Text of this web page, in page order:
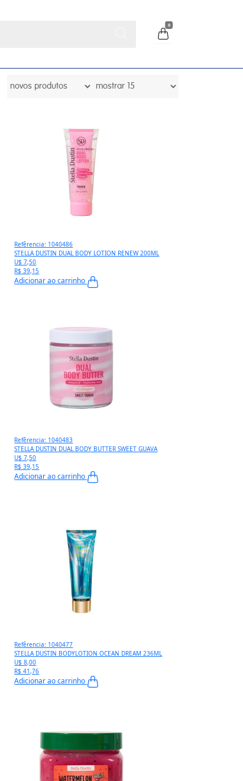
0
Refêrencia: 1040486
STELLA DUSTIN DUAL BODY LOTION RENEW 200ML
U$ 7,50
R$ 39,15
Adicionar ao carrinho
Refêrencia: 1040483
STELLA DUSTIN DUAL BODY BUTTER SWEET GUAVA
U$ 7,50
R$ 39,15
Adicionar ao carrinho
Refêrencia: 1040477
STELLA DUSTIN BODYLOTION OCEAN DREAM 236ML
U$ 8,00
R$ 41,76
Adicionar ao carrinho